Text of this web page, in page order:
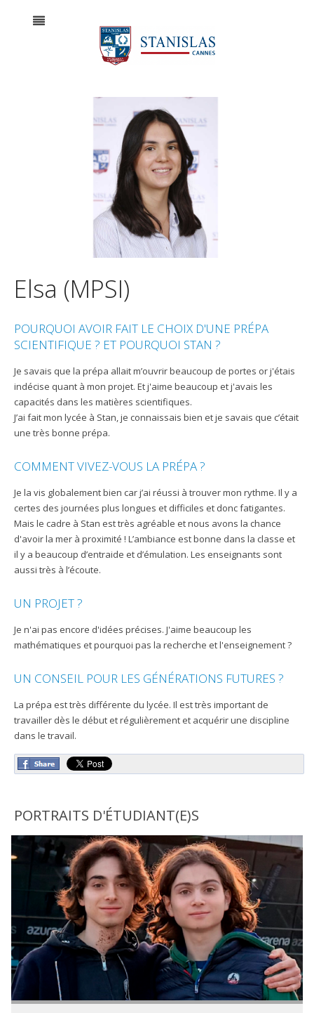
Elsa (MPSI)
POURQUOI AVOIR FAIT LE CHOIX D'UNE PRÉPA
SCIENTIFIQUE ? ET POURQUOI STAN ?
Je savais que la prépa allait m’ouvrir beaucoup de portes or j'étais
indécise quant à mon projet. Et j'aime beaucoup et j'avais les
capacités dans les matières scientifiques.
J’ai fait mon lycée à Stan, je connaissais bien et je savais que c’était
une très bonne prépa.
COMMENT VIVEZ-VOUS LA PRÉPA ?
Je la vis globalement bien car j’ai réussi à trouver mon rythme. Il y a
certes des journées plus longues et difficiles et donc fatigantes.
Mais le cadre à Stan est très agréable et nous avons la chance
d'avoir la mer à proximité ! L’ambiance est bonne dans la classe et
il y a beaucoup d’entraide et d’émulation. Les enseignants sont
aussi très à l’écoute.
UN PROJET ?
Je n'ai pas encore d'idées précises. J'aime beaucoup les
mathématiques et pourquoi pas la recherche et l'enseignement ?
UN CONSEIL POUR LES GÉNÉRATIONS FUTURES ?
La prépa est très différente du lycée. Il est très important de
travailler dès le début et régulièrement et acquérir une discipline
dans le travail.
PORTRAITS D'ÉTUDIANT(E)S